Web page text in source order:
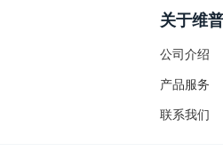
关于维普
公司介绍
产品服务
联系我们